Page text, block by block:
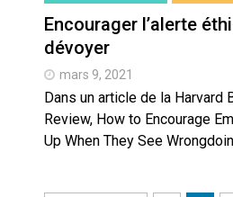
Encourager l’alerte
dévoyer
mars 9, 2021
Dans un article de la Harvard
Review, How to Encourage
Up When They See